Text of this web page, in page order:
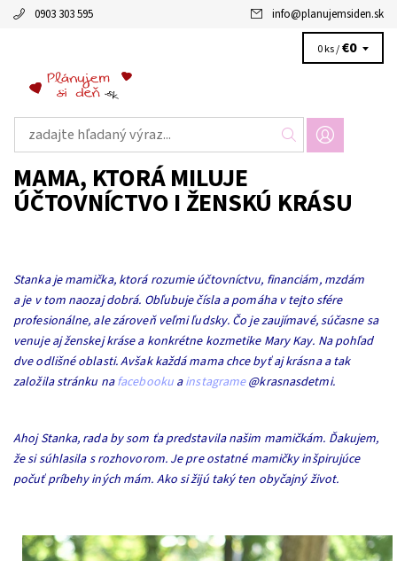
0903 303 595 info@planujemsiden.sk
0 ks /€0
MAMA, KTORÁ MILUJE
ÚČTOVNÍCTVO I ŽENSKÚ KRÁSU
Stanka je mamička, ktorá rozumie účtovníctvu, financiám, mzdám
a je v tom naozaj dobrá. Obľubuje čísla a pomáha v tejto sfére
profesionálne, ale zároveň veľmi ľudsky. Čo je zaujímavé, súčasne sa
venuje aj ženskej kráse a konkrétne kozmetike Mary Kay. Na pohľad
dve odlišné oblasti. Avšak každá mama chce byť aj krásna a tak
založila stránku nafacebookuainstagrame@krasnasdetmi.
Ahoj Stanka, rada by som ťa predstavila našim mamičkám. Ďakujem,
že si súhlasila s rozhovorom. Je pre ostatné mamičky inšpirujúce
počuť príbehy iných mám. Ako si žijú taký ten obyčajný život.